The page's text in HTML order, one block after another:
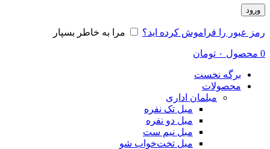
ورود
رمز عبور را فراموش کرده اید؟ مرا به خاطر بسپار
0 محصول ۰ تومان
برگه نخست
محصولات
مبلمان اداری
مبل تک نفره
مبل دو نفره
مبل نیم ست
مبل تخت‌خواب شو